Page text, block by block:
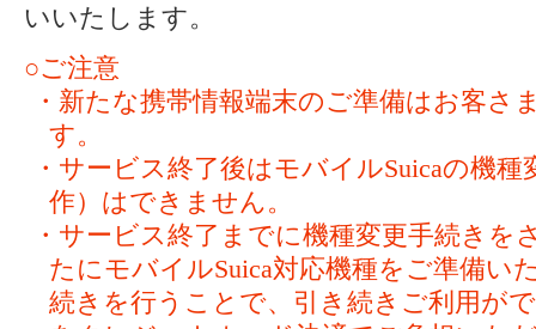
いいたします。
○ご注意
・新たな携帯情報端末のご準備はお客さ
す。
・サービス終了後はモバイルSuicaの機
作）はできません。
・サービス終了までに機種変更手続きを
たにモバイルSuica対応機種をご準備い
続きを行うことで、引き続きご利用が